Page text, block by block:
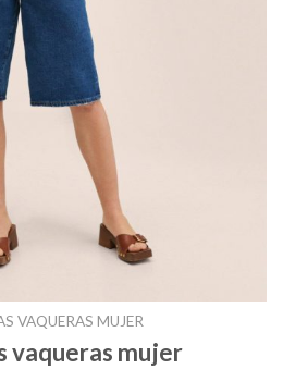
VAQUERAS MUJER
vaqueras mujer